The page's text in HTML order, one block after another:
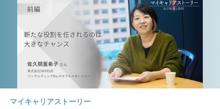
マイキャリアストーリー